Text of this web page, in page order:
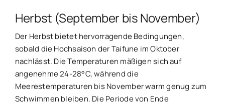
Herbst (September bis November)
Der Herbst bietet hervorragende Bedingungen,
sobald die Hochsaison der Taifune im Oktober
nachlässt. Die Temperaturen mäßigen sich auf
angenehme 24-28°C, während die
Meerestemperaturen bis November warm genug zum
Schwimmen bleiben. Die Periode von Ende